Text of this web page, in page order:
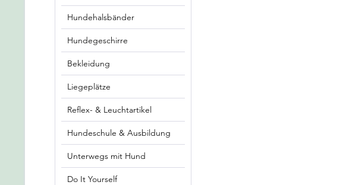
Hundehalsbänder
Hundegeschirre
Bekleidung
Liegeplätze
Reflex- & Leuchtartikel
Hundeschule & Ausbildung
Unterwegs mit Hund
Do It Yourself